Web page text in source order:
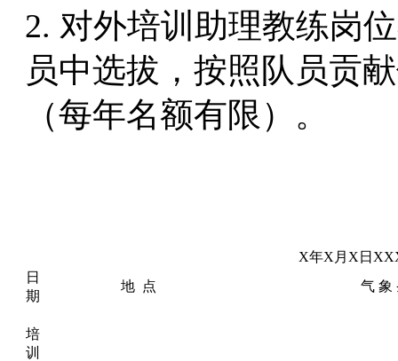
2. 对外培训助理教练岗
员中选拔，按照队员贡
（每年名额有限）。
X年X月X日
日
期
地 点 气 象
培
训